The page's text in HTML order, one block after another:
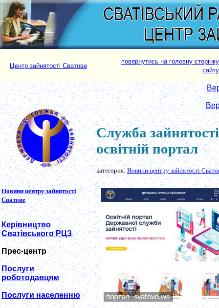
Центр зайнятості Сватове
повернутись на головну сторінку
сайту
Новини центру зайнятості
Сватове
Керівництво
Сватівського РЦЗ
Прес-центр
Послуги
роботодавцям
Послуги населенню
Служба
освітній портал
категория:Новини центру зайнятості